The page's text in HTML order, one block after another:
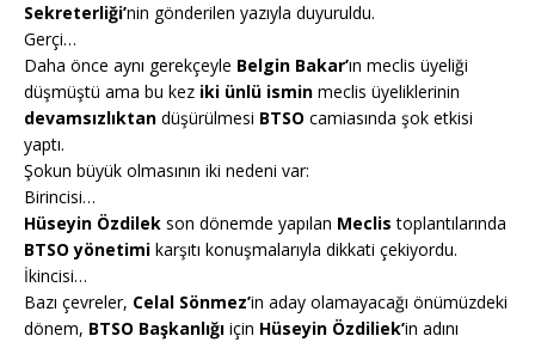
Sekreterliği’nin gönderilen yazıyla duyuruldu.
Gerçi…
Daha önce aynı gerekçeyle Belgin Bakar’ın meclis üyeliği
düşmüştü ama bu kez iki ünlü ismin meclis üyeliklerinin
devamsızlıktan düşürülmesi BTSO camiasında şok etkisi
yaptı.
Şokun büyük olmasının iki nedeni var:
Birincisi…
Hüseyin Özdilek son dönemde yapılan Meclistoplantılarında
BTSO yönetimi karşıtı konuşmalarıyla dikkati çekiyordu.
İkincisi…
Bazı çevreler, Celal Sönmez’in aday olamayacağı önümüzdeki
dönem, BTSO Başkanlığı için Hüseyin Özdiliek’in adını